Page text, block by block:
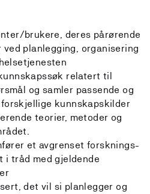
brukere, deres pårørende
ved planlegging, organisering
relatert til
og samler passende og
kunnskapskilder
teorier, metoder og
et avgrenset forsknings-
tråd med gjeldende
det vil si planlegger og